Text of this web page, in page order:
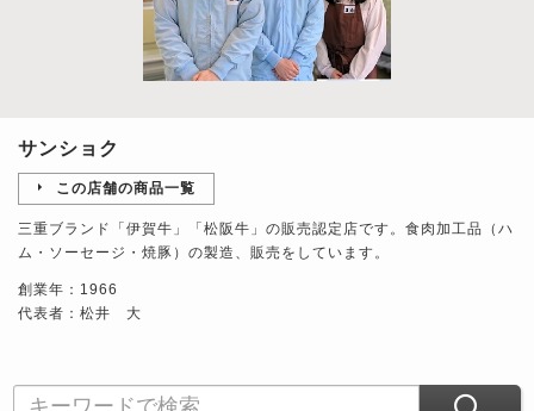
サンショク
この店舗の商品一覧
三重ブランド「伊賀牛」「松阪牛」の販売認定店です。食肉加工品（ハ
ム・ソーセージ・焼豚）の製造、販売をしています。
創業年：1966
代表者：松井 大